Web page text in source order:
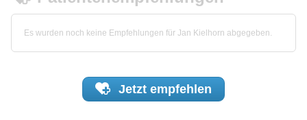
Es wurden noch keine Empfehlungen für Jan Kielhorn abgegeben.
Jetzt empfehlen